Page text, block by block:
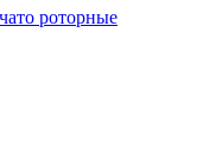
роторные